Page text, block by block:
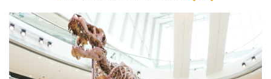
遊戲動漫
教學評測
EduTech